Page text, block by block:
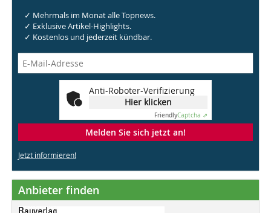
✓ Mehrmals im Monat alle Topnews.
✓ Exklusive Artikel-Highlights.
✓ Kostenlos und jederzeit kündbar.
Anti-Roboter-Verifizierung
Hier klicken
FriendlyCaptcha ⇗
Melden Sie sich jetzt an!
Jetzt informieren!
Anbieter finden